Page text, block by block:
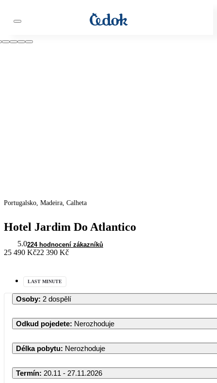
Portugalsko, Madeira, Calheta
Hotel Jardim Do Atlantico
5.0224 hodnocení zákazníků
25 490 Kč22 390 Kč
LAST MINUTE
Osoby: 2 dospělí
Odkud pojedete: Nerozhoduje
Délka pobytu: Nerozhoduje
Termín: 20.11 - 27.11.2026